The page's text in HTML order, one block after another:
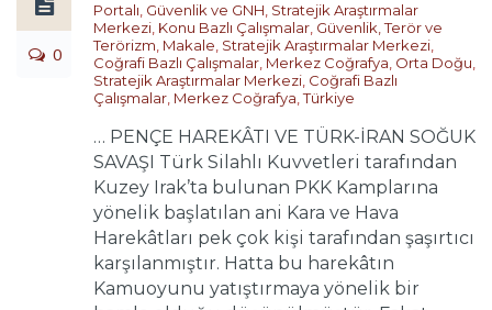
0
Portalı Güvenlik ve GNH Stratejik Araştırmalar
Merkezi Konu Bazlı Çalışmalar Güvenlik, Terör ve
Terörizm Makale Stratejik Araştırmalar Merkezi
Coğrafi Bazlı Çalışmalar Merkez Coğrafya Orta Doğu
Stratejik Araştırmalar Merkezi Coğrafi Bazlı
Çalışmalar Merkez Coğrafya ,Türkiye
… PENÇE HAREKÂTI VE TÜRK-İRAN SOĞUK
SAVAŞI Türk Silahlı Kuvvetleri tarafından
Kuzey Irak’ta bulunan PKK Kamplarına
yönelik başlatılan ani Kara ve Hava
Harekâtları pek çok kişi tarafından şaşırtıcı
karşılanmıştır. Hatta bu harekâtın
Kamuoyunu yatıştırmaya yönelik bir